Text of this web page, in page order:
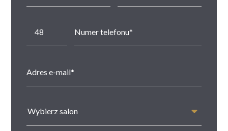
Wybierz salon